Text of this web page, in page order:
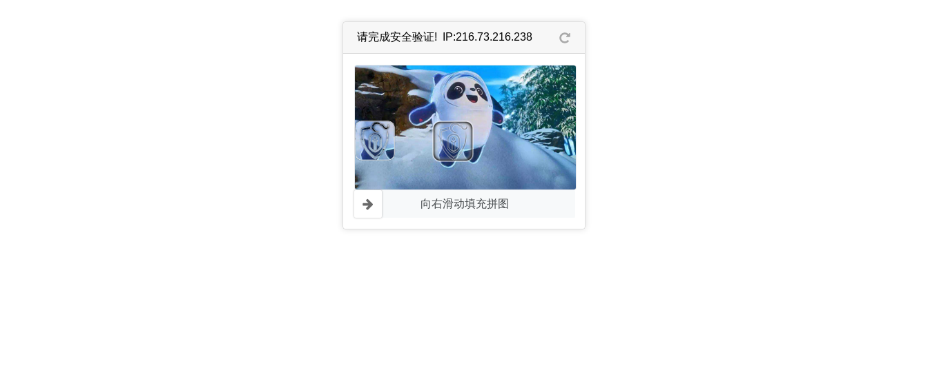
请完成安全验证! IP:216.73.216.238
向右滑动填充拼图